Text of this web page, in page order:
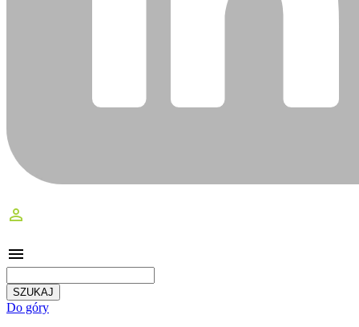
perm_identity
menu
Do góry